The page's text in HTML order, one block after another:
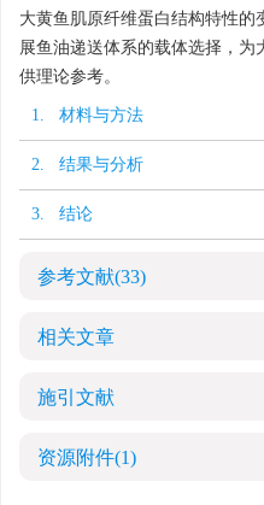
大黄鱼肌原纤维蛋白结构特性的
展鱼油递送体系的载体选择，为
供理论参考。
1. 材料与方法
2. 结果与分析
3. 结论
参考文献(33)
相关文章
施引文献
资源附件(1)